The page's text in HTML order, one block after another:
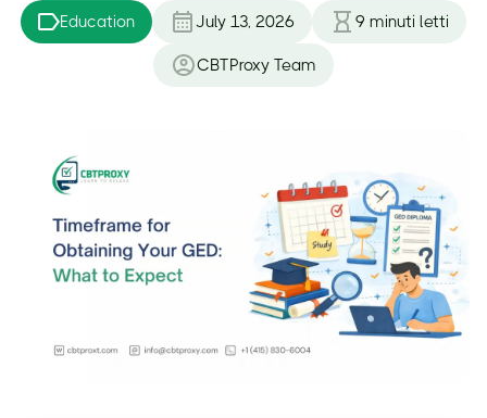
Education July 13, 2026 9 minuti letti
CBTProxy Team